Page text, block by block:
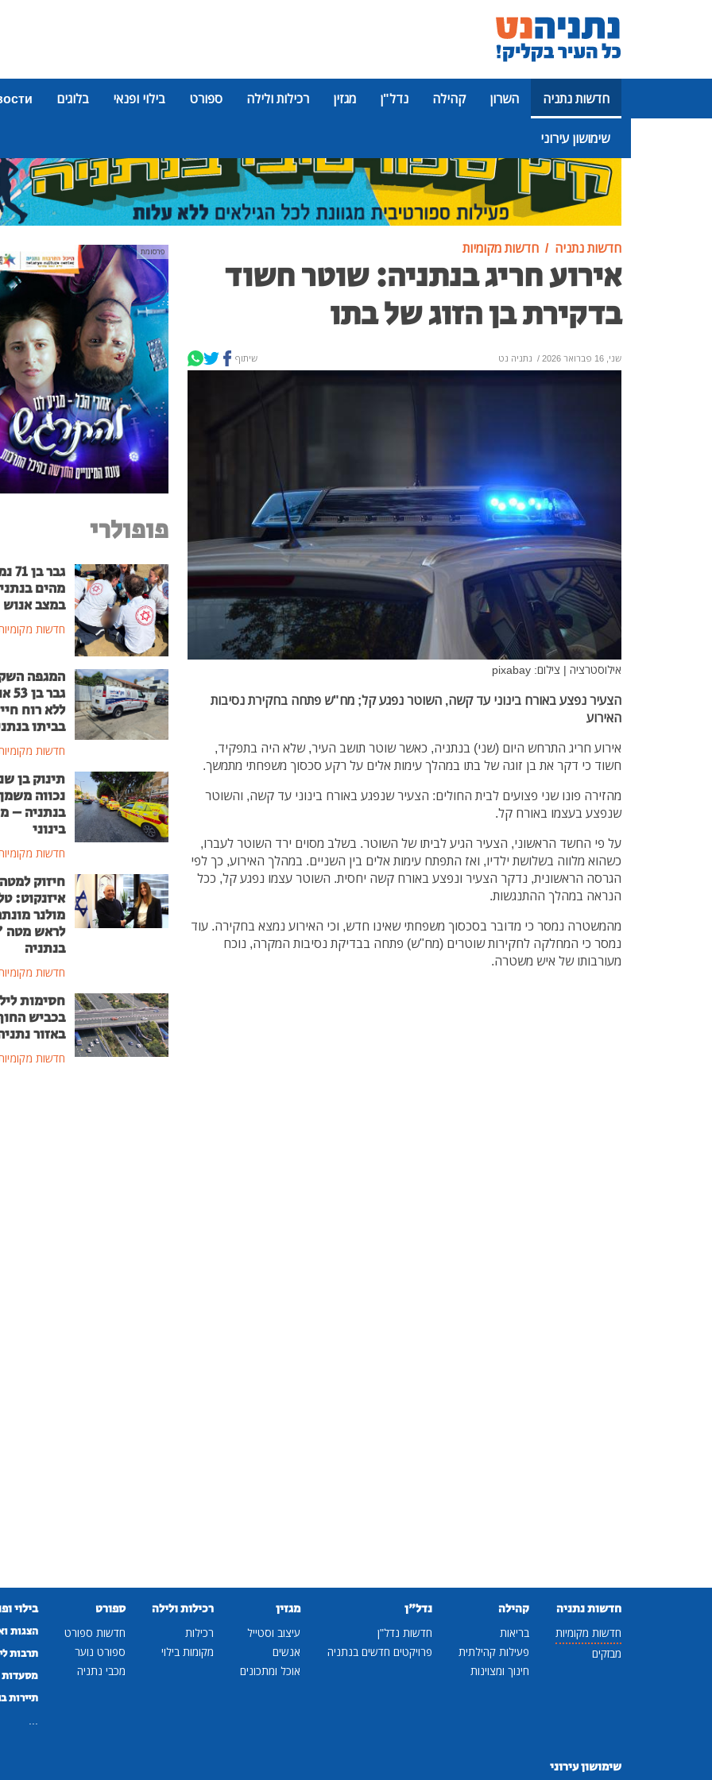
חדשות נתניה השרון קהילה נדל"ן מגזין רכילות ולילה ספורט בילוי ופנאי בלוגים
שימושון עירוני
פרסומת
חדשות נתניה חדשות מקומיות
אירוע חריג בנתניה: שוטר חשוד
בדקירת בן הזוג של בתו
שני, 16 פברואר 2026 / נתניה נט שיתוף
אילוסטרציה | צילום: pixabay
הצעיר נפצע באורח בינוני עד קשה, השוטר נפגע קל; מח"ש פתחה בחקירת נסיבות
האירוע
אירוע חריג התרחש היום (שני) בנתניה, כאשר שוטר תושב העיר, שלא היה בתפקיד,
חשוד כי דקר את בן זוגה של בתו במהלך עימות אלים על רקע סכסוך משפחתי מתמשך.
מהזירה פונו שני פצועים לבית החולים: הצעיר שנפגע באורח בינוני עד קשה, והשוטר
שנפצע בעצמו באורח קל.
על פי החשד הראשוני, הצעיר הגיע לביתו של השוטר. בשלב מסוים ירד השוטר לעברו,
כשהוא מלווה בשלושת ילדיו, ואז התפתח עימות אלים בין השניים. במהלך האירוע, כך לפי
הגרסה הראשונית, נדקר הצעיר ונפצע באורח קשה יחסית. השוטר עצמו נפגע קל, ככל
הנראה במהלך ההתנגשות.
מהמשטרה נמסר כי מדובר בסכסוך משפחתי שאינו חדש, וכי האירוע נמצא בחקירה. עוד
נמסר כי המחלקה לחקירות שוטרים (מח"ש) פתחה בבדיקת נסיבות המקרה, נוכח
מעורבותו של איש משטרה.
פרסומת
פופולרי
גבר
מהים
במצב אנוש
חדשות
המגפה
גבר
ללא רוח
בביתו
חדשות
תינוק בן
נכווה
בנתניה –
בינוני
חדשות
חיזוק למטה
איזנקוט:
מולנר
לראש
בנתניה
חדשות
חסימות
בכביש
באזור
חדשות
חדשות נתניה
חדשות מקומיות
מבזקים
קהילה
בריאות
פעילות קהילתית
חינוך ומצוינות
נדל"ן
חדשות נדל"ן
פרויקטים חדשים בנתניה
מגזין
עיצוב וסטייל
אנשים
אוכל ומתכונים
רכילות ולילה
רכילות
מקומות בילוי
ספורט
חדשות ספורט
ספורט נוער
מכבי נתניה
בילוי
הצגות
תרבות
מסעדות
תיירות
שימושון עירוני